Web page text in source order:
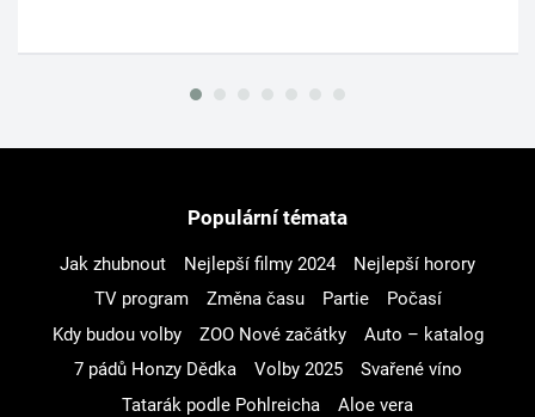
Populární témata
Jak zhubnout Nejlepší filmy 2024
Nejlepší horory
TV program
Změna času Partie
Počasí
Kdy budou volby
ZOO Nové začátky
Auto – katalog
7 pádů Honzy Dědka
Volby 2025
Svařené víno
Tatarák podle Pohlreicha
Aloe vera